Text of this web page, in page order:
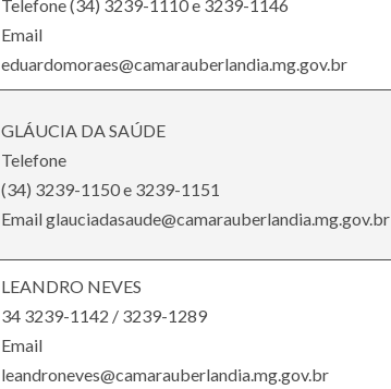
Telefone (34) 3239-1110 e 3239-1146
Email
eduardomoraes@camarauberlandia.mg.gov.br
GLÁUCIA DA SAÚDE
Telefone
(34) 3239-1150 e 3239-1151
Email glauciadasaude@camarauberlandia.mg.gov.br
LEANDRO NEVES
34 3239-1142 / 3239-1289
Email
leandroneves@camarauberlandia.mg.gov.br